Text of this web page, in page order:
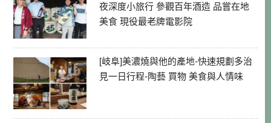
夜深度小旅行 參觀百年酒造 品嘗在地
美食 現役最老牌電影院
[岐阜]美濃燒與他的產地-快速規劃多治
見一日行程-陶藝 買物 美食與人情味